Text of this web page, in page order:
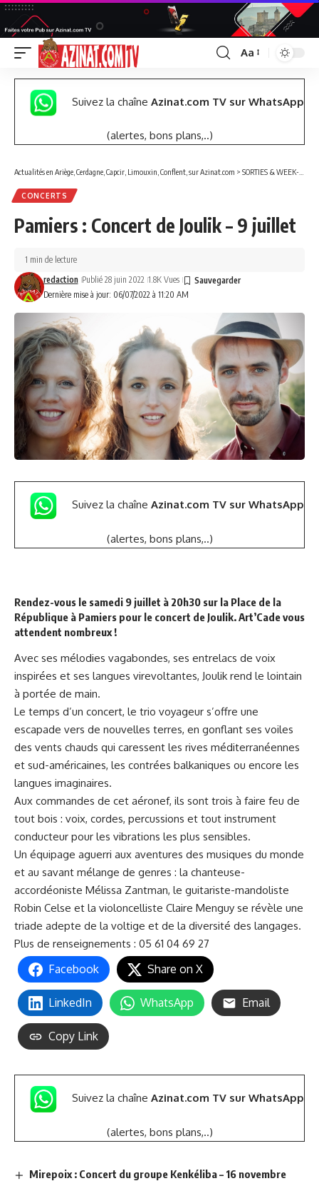
Font
Resizer
Aa
Suivez la chaîne Azinat.com TV sur WhatsApp
(alertes, bons plans,..)
Actualités en Ariège, Cerdagne, Capcir, Limouxin, Conflent, sur Azinat.com > SORTIES & WEEK-END
CONCERTS
Pamiers : Concert de Joulik – 9 juillet
Dernière mise à jour: 06/07/2022 à 11:20 AM
redaction Publié 28 juin 2022 1.8K Vues
1 min de lecture
Suivez la chaîne Azinat.com TV sur WhatsApp
(alertes, bons plans,..)
Rendez-vous le samedi 9 juillet à 20h30 sur la Place de la
République à Pamiers pour le concert de Joulik. Art’Cade vous
attendent nombreux !
Avec ses mélodies vagabondes, ses entrelacs de voix
inspirées et ses langues virevoltantes, Joulik rend le lointain
à portée de main.
Le temps d’un concert, le trio voyageur s’offre une
escapade vers de nouvelles terres, en gonflant ses voiles
des vents chauds qui caressent les rives méditerranéennes
et sud-américaines, les contrées balkaniques ou encore les
langues imaginaires.
Aux commandes de cet aéronef, ils sont trois à faire feu de
tout bois : voix, cordes, percussions et tout instrument
conducteur pour les vibrations les plus sensibles.
Un équipage aguerri aux aventures des musiques du monde
et au savant mélange de genres : la chanteuse-
accordéoniste Mélissa Zantman, le guitariste-mandoliste
Robin Celse et la violoncelliste Claire Menguy se révèle une
triade adepte de la voltige et de la diversité des langages.
Plus de renseignements : 05 61 04 69 27
Facebook Share on X
LinkedIn WhatsApp Email
Copy Link
Suivez la chaîne Azinat.com TV sur WhatsApp
(alertes, bons plans,..)
Mirepoix : Concert du groupe Kenkéliba – 16 novembre